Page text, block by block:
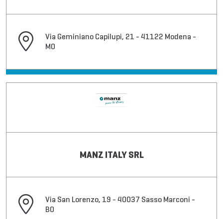
Via Geminiano Capilupi, 21 - 41122 Modena -
MO
MANZ ITALY SRL
Via San Lorenzo, 19 - 40037 Sasso Marconi -
BO